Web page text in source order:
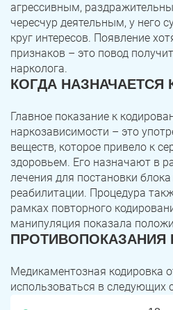
агрессивным,
чересчур деятельным, у него
круг интересов. Появление
признаков – это повод
нарколога.
КОГДА НАЗНАЧАЕТСЯ
Главное показание к
наркозависимости – это
веществ, которое привело к
здоровьем. Его назначают в
лечения для постановки
реабилитации. Процедура
рамках повторного
манипуляция показала
ПРОТИВОПОКАЗАНИЯ
Медикаментозная кодировка
использоваться в следующих
ПОЛУЧИТЬ
ЗАДАТЬ
ПОЛУЧИТЬ
Касли
Челябинск
Первомайский
ПОЛУЧИТЬ